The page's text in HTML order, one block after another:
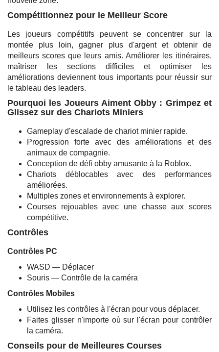
Compétitionnez pour le Meilleur Score
Les joueurs compétitifs peuvent se concentrer sur la
montée plus loin, gagner plus d'argent et obtenir de
meilleurs scores que leurs amis. Améliorer les itinéraires,
maîtriser les sections difficiles et optimiser les
améliorations deviennent tous importants pour réussir sur
le tableau des leaders.
Pourquoi les Joueurs Aiment Obby : Grimpez et
Glissez sur des Chariots Miniers
Gameplay d'escalade de chariot minier rapide.
Progression forte avec des améliorations et des
animaux de compagnie.
Conception de défi obby amusante à la Roblox.
Chariots déblocables avec des performances
améliorées.
Multiples zones et environnements à explorer.
Courses rejouables avec une chasse aux scores
compétitive.
Contrôles
Contrôles PC
WASD — Déplacer
Souris — Contrôle de la caméra
Contrôles Mobiles
Utilisez les contrôles à l'écran pour vous déplacer.
Faites glisser n'importe où sur l'écran pour contrôler
la caméra.
Conseils pour de Meilleures Courses